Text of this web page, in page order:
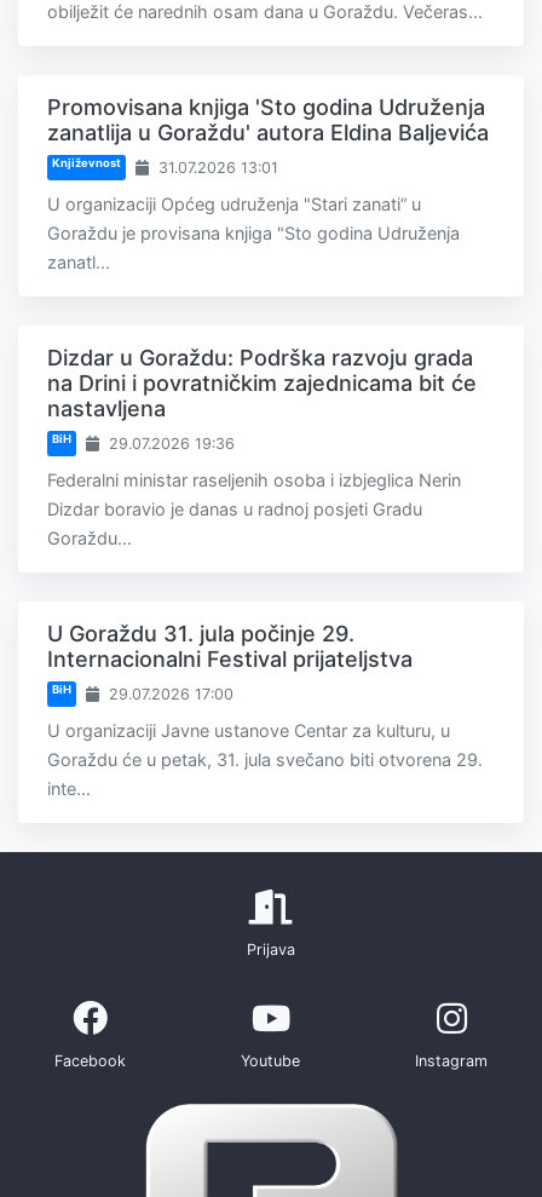
obilježit će narednih osam dana u Goraždu. Večeras...
Promovisana knjiga 'Sto godina Udruženja
zanatlija u Goraždu' autora Eldina Baljevića
Književnost 31.07.2026 13:01
U organizaciji Općeg udruženja "Stari zanati“ u
Goraždu je provisana knjiga "Sto godina Udruženja
zanatl...
Dizdar u Goraždu: Podrška razvoju grada
na Drini i povratničkim zajednicama bit će
nastavljena
BiH 29.07.2026 19:36
Federalni ministar raseljenih osoba i izbjeglica Nerin
Dizdar boravio je danas u radnoj posjeti Gradu
Goraždu...
U Goraždu 31. jula počinje 29.
Internacionalni Festival prijateljstva
BiH 29.07.2026 17:00
U organizaciji Javne ustanove Centar za kulturu, u
Goraždu će u petak, 31. jula svečano biti otvorena 29.
inte...
Prijava
Facebook Youtube Instagram